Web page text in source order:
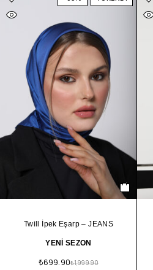
Twill İpek Eşarp – JEANS
YENİ SEZON
₺1,999.90
₺699.90